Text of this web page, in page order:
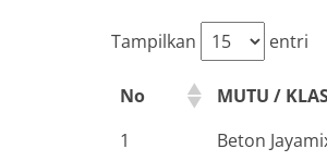
Tampilkan entri
No MUTU /
1
Beton